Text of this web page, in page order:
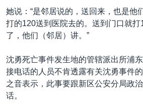
她说：“是邻居说的，送回来，也是他
打的120送到医院去的。送到门口就
了，他们（邻居）讲。”
沈勇死亡事件发生地的管辖派出所浦
接电话的人员不肯透露有关沈勇事件
之音表示，此事要跟新区公安分局政
话。